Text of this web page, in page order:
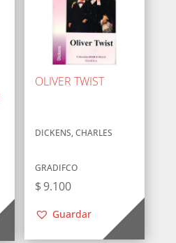
OLIVER TWIST
DICKENS, CHARLES
GRADIFCO
$9.100
Guardar